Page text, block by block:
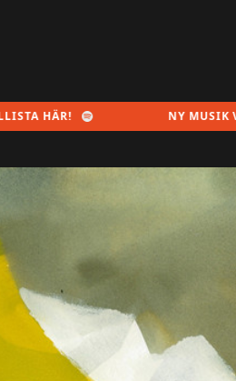
NY MUSIK VARJE